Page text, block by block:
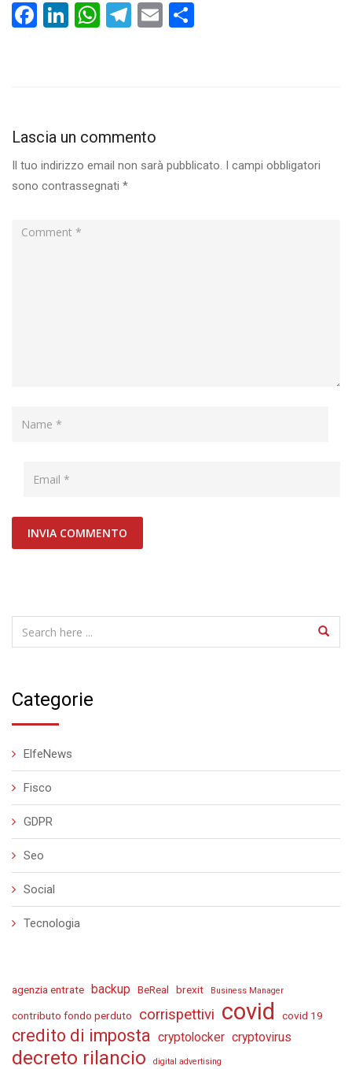
Facebook
LinkedIn
WhatsApp
Telegram
Email
Lascia un commento
Il tuo indirizzo email non sarà pubblicato. I campi obbligatori
sono contrassegnati *
Categorie
ElfeNews
Fisco
GDPR
Seo
Social
Tecnologia
agenzia entrate backup BeReal brexit Business Manager
contributo fondo perduto corrispettivi covid covid 19
credito di imposta cryptolocker cryptovirus
decreto rilancio digital advertising